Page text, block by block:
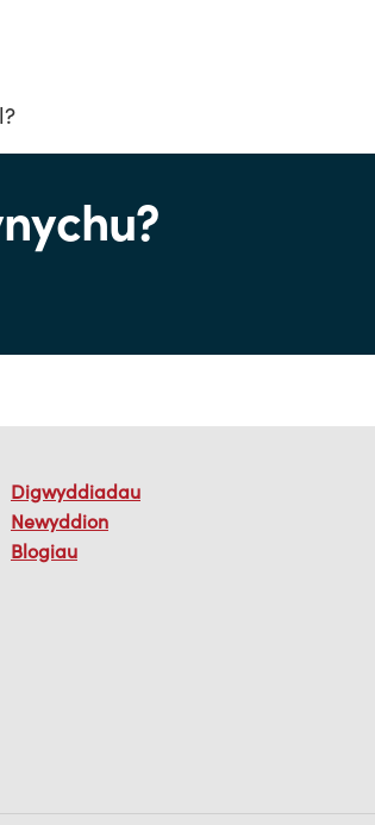
Digwyddiadau
Newyddion
Blogiau